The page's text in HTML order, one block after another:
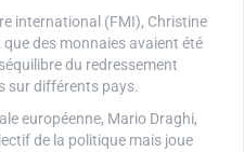
international (FMI), Christine
des monnaies avaient été
du redressement
sur différents pays.
européenne, Mario Draghi,
de la politique mais joue